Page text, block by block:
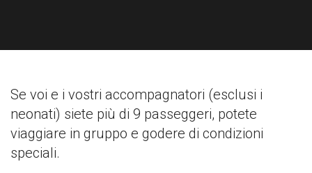
Se voi e i vostri accompagnatori (esclusi i
neonati) siete più di 9 passeggeri, potete
viaggiare in gruppo e godere di condizioni
speciali.